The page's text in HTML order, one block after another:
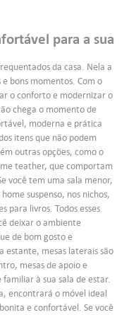
para a sua
da casa. Nela a
bons momentos. Com o
o conforto e modernizar o
chega o momento de
moderna e prática
itens que não podem
outras opções, como o
teather, que comportam
você tem uma sala menor,
suspenso, nos nichos,
para livros. Todos esses
deixar o ambiente
de bom gosto e
estante, mesas laterais são
mesas de apoio e
à sua sala de estar.
encontrará o móvel ideal
e confortável. Se você